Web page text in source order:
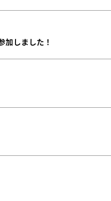
しました！